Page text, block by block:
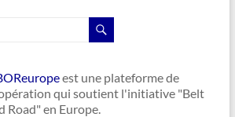
est une plateforme de
qui soutient l'initiative "Belt
Road" en Europe.